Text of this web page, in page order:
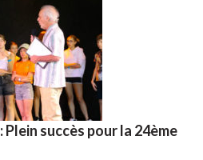
succès pour la 24ème